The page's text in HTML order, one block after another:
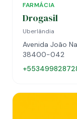
FARMÁCIA
Drogasil
Uberlândia
Avenida João
38400-042